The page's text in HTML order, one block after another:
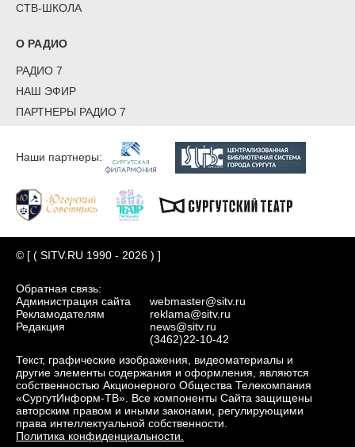
СТВ-ШКОЛА
О РАДИО
РАДИО 7
НАШ ЭФИР
ПАРТНЕРЫ РАДИО 7
Наши партнеры:
© [ ( SITV.RU 1990 - 2026 ) ]
Обратная связь:
Администрация сайта
Рекламодателям
Редакция
webmaster@sitv.ru
reklama@sitv.ru
news@sitv.ru
(3462)22-10-42
Текст, графические изображения, видеоматериалы и
другие элементы содержания и оформления, являются
собственностью Акционерного Общества Телекомпания
«СургутИнформ-ТВ». Все компоненты Сайта защищены
авторским правом и иными законами, регулирующими
права интеллектуальной собственности.
Политика конфиденциальности.